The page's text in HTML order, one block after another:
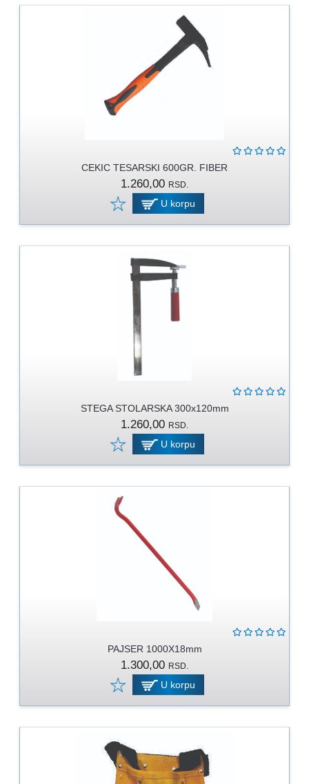
CEKIC TESARSKI 600GR. FIBER
1.260,00 RSD.
U korpu
STEGA STOLARSKA 300x120mm
1.260,00 RSD.
U korpu
PAJSER 1000X18mm
1.300,00 RSD.
U korpu